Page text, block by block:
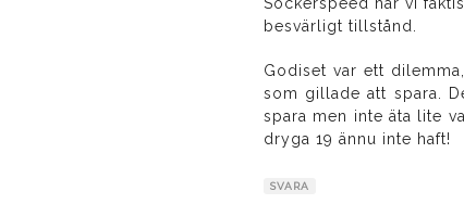
Sockerspeed har vi
besvärligt tillstånd.
Godiset var ett
som gillade att spara.
spara men inte äta lite
dryga 19 ännu inte haft!
SVARA